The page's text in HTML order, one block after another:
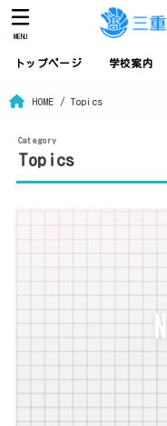
トップページ 学校案内
MENU
HOME Topics
Topics